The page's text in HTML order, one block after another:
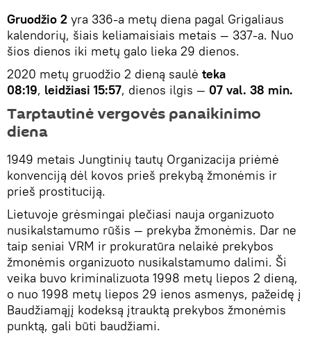
Gruodžio 2 yra 336-a metų diena pagal Grigaliaus
kalendorių, šiais keliamaisiais metais — 337-a. Nuo
šios dienos iki metų galo lieka 29 dienos.
2020 metų gruodžio 2 dieną saulė teka
08:19, leidžiasi 15:57, dienos ilgis — 07 val. 38 min.
Tarptautinė vergovės panaikinimo
diena
1949 metais Jungtinių tautų Organizacija priėmė
konvenciją dėl kovos prieš prekybą žmonėmis ir
prieš prostituciją.
Lietuvoje grėsmingai plečiasi nauja organizuoto
nusikalstamumo rūšis — prekyba žmonėmis. Dar ne
taip seniai VRM ir prokuratūra nelaikė prekybos
žmonėmis organizuoto nusikalstamumo dalimi. Ši
veika buvo kriminalizuota 1998 metų liepos 2 dieną,
o nuo 1998 metų liepos 29 ienos asmenys, pažeidę į
Baudžiamąjį kodeksą įtrauktą prekybos žmonėmis
punktą, gali būti baudžiami.